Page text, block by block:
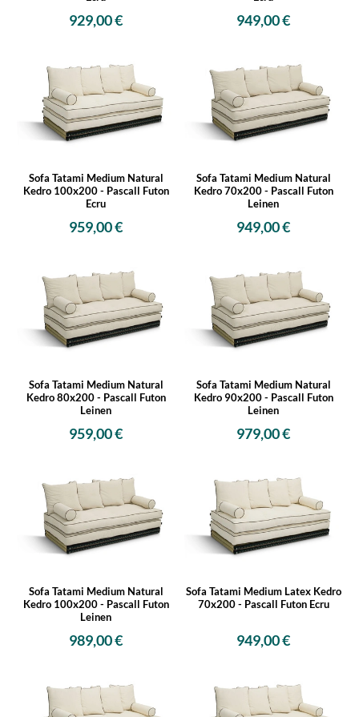
929,00 € 949,00 €
Sofa Tatami Medium Natural
Kedro 100x200 - Pascall Futon
Ecru
959,00 €
Sofa Tatami Medium Natural
Kedro 70x200 - Pascall Futon
Leinen
949,00 €
Sofa Tatami Medium Natural
Kedro 80x200 - Pascall Futon
Leinen
959,00 €
Sofa Tatami Medium Natural
Kedro 90x200 - Pascall Futon
Leinen
979,00 €
Sofa Tatami Medium Natural
Kedro 100x200 - Pascall Futon
Leinen
989,00 €
Sofa Tatami Medium Latex Kedro
70x200 - Pascall Futon Ecru
949,00 €